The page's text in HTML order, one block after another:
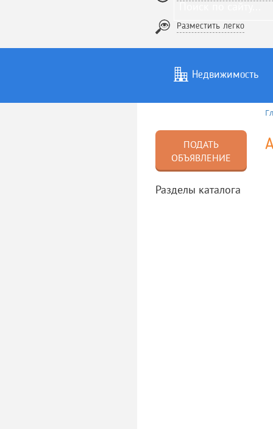
Разместить легко
Недвижимость
Услуги
ПОДАТЬ
ОБЪЯВЛЕНИЕ
Разделы каталога